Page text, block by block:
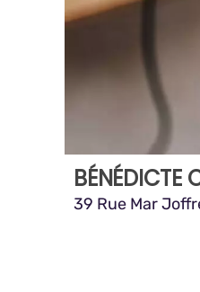
BÉNÉDICTE
39 Rue Mar